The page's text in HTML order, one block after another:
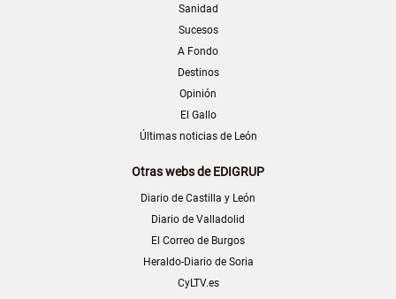
Sanidad
Sucesos
A Fondo
Destinos
Opinión
El Gallo
Últimas noticias de León
Otras webs de EDIGRUP
Diario de Castilla y León
Diario de Valladolid
El Correo de Burgos
Heraldo-Diario de Soria
CyLTV.es